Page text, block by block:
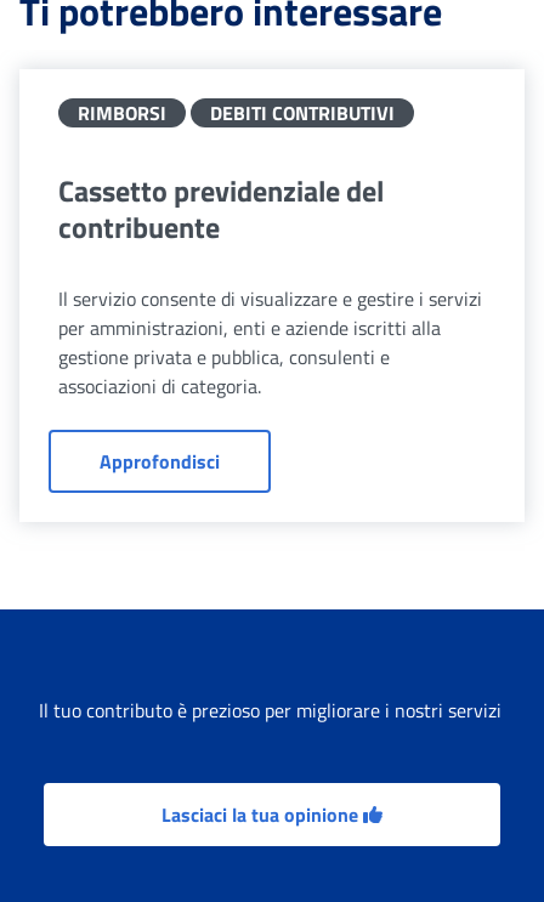
RIMBORSI DEBITI CONTRIBUTIVI
Cassetto previdenziale del
contribuente
Il servizio consente di visualizzare e gestire i servizi
per amministrazioni, enti e aziende iscritti alla
gestione privata e pubblica, consulenti e
associazioni di categoria.
ApprofondisciCassetto previdenziale del
Il tuo contributo è prezioso per migliorare i nostri servizi
Lasciaci la tua opinione